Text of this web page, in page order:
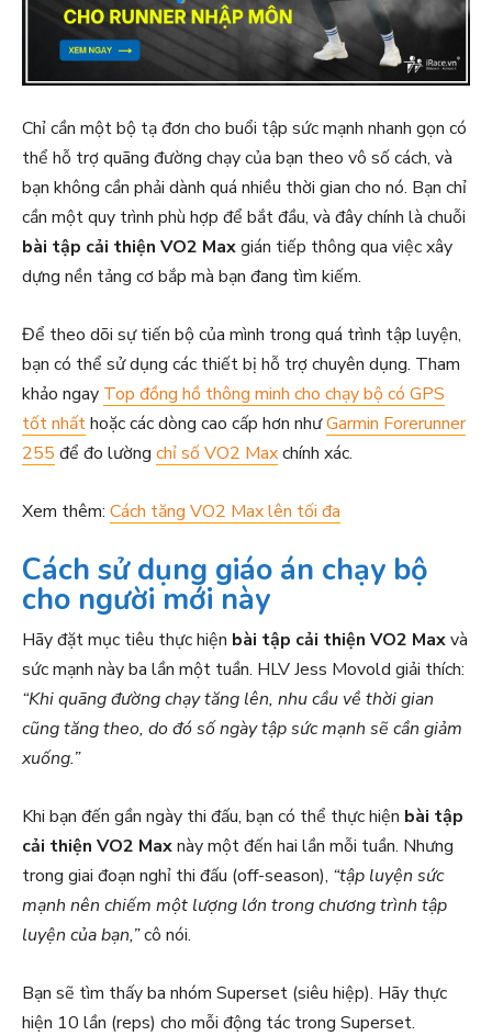
Chỉ cần một bộ tạ đơn cho buổi tập sức mạnh nhanh gọn có
thể hỗ trợ quãng đường chạy của bạn theo vô số cách, và
bạn không cần phải dành quá nhiều thời gian cho nó. Bạn chỉ
cần một quy trình phù hợp để bắt đầu, và đây chính là chuỗi
bài tập cải thiện VO2 Maxgián tiếp thông qua việc xây
dựng nền tảng cơ bắp mà bạn đang tìm kiếm.
Để theo dõi sự tiến bộ của mình trong quá trình tập luyện,
bạn có thể sử dụng các thiết bị hỗ trợ chuyên dụng. Tham
khảo ngay Top đồng hồ thông minh cho chạy bộ có GPS
tốt nhấthoặc các dòng cao cấp hơn nhưGarmin Forerunner
255 để đo lường chỉ số VO2 Maxchính xác.
Xem thêm: Cách tăng VO2 Max lên tối đa
Cách sử dụng giáo án chạy bộ
cho người mới này
Hãy đặt mục tiêu thực hiện bài tập cải thiện VO2 Maxvà
sức mạnh này ba lần một tuần. HLV Jess Movold giải thích:
“Khi quãng đường chạy tăng lên, nhu cầu về thời gian
cũng tăng theo, do đó số ngày tập sức mạnh sẽ cần giảm
xuống.”
Khi bạn đến gần ngày thi đấu, bạn có thể thực hiện bài tập
cải thiện VO2 Maxnày một đến hai lần mỗi tuần. Nhưng
trong giai đoạn nghỉ thi đấu (off-season), “tập luyện sức
mạnh nên chiếm một lượng lớn trong chương trình tập
luyện của bạn,”cô nói.
Bạn sẽ tìm thấy ba nhóm Superset (siêu hiệp). Hãy thực
hiện 10 lần (reps) cho mỗi động tác trong Superset.